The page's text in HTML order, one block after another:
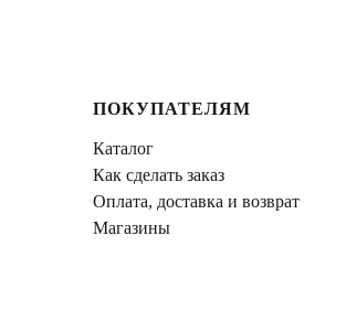
ПОКУПАТЕЛЯМ
Каталог
Как сделать заказ
Оплата, доставка и возврат
Магазины